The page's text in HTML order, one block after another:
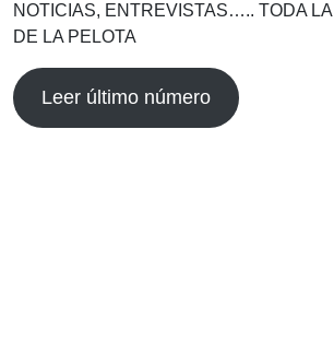
NOTICIAS, ENTREVISTAS….. TODA LA
DE LA PELOTA
Leer último número